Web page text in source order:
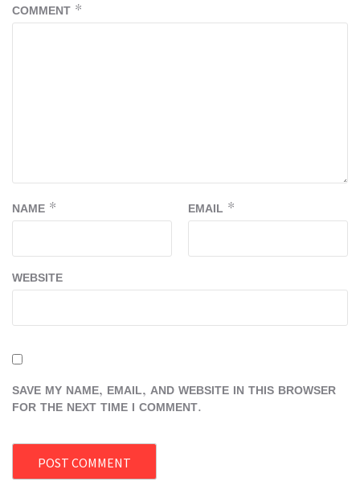
COMMENT *
NAME * EMAIL *
WEBSITE
SAVE MY NAME, EMAIL, AND WEBSITE IN THIS BROWSER
FOR THE NEXT TIME I COMMENT.